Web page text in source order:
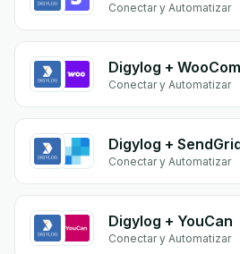
Conectar y Automatizar
Digylog +
Conectar y Automatizar
Digylog +
Conectar y Automatizar
Digylog + YouCan
Conectar y Automatizar